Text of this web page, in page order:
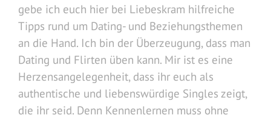
gebe ich euch hier bei Liebeskram hilfreiche
Tipps rund um Dating- und Beziehungsthemen
an die Hand. Ich bin der Überzeugung, dass man
Dating und Flirten üben kann. Mir ist es eine
Herzensangelegenheit, dass ihr euch als
authentische und liebenswürdige Singles zeigt,
die ihr seid. Denn Kennenlernen muss ohne